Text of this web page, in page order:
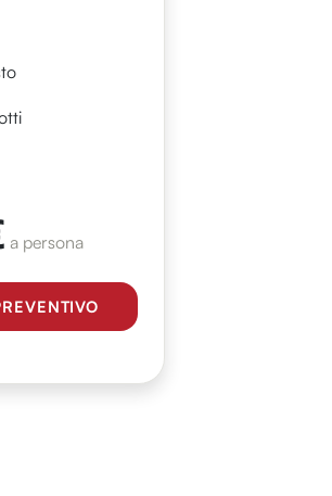
a persona